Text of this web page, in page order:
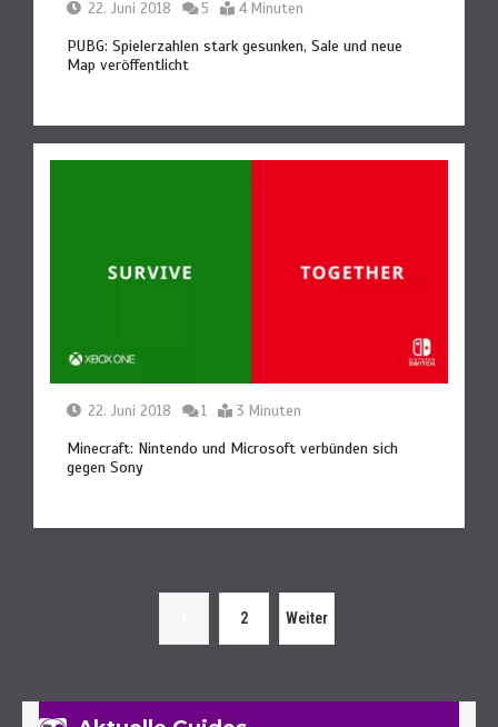
22. Juni 2018 5 4 Minuten
PUBG: Spielerzahlen stark gesunken, Sale und neue
Map veröffentlicht
22. Juni 2018 1 3 Minuten
Minecraft: Nintendo und Microsoft verbünden sich
gegen Sony
2 Weiter
Lies Of P: Ergo Farmen – Das Sind Die
Besten Spots
Lies Of P: Dreifaltigkeitsräume Und -